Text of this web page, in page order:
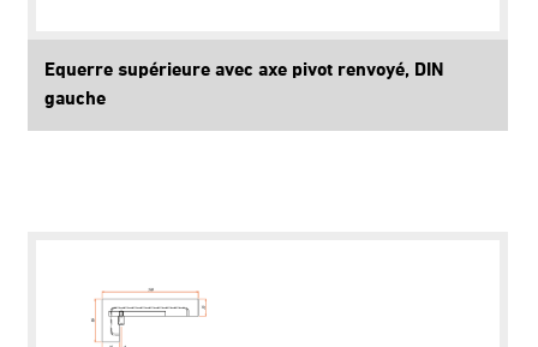
Equerre supérieure avec axe pivot renvoyé, DIN
gauche